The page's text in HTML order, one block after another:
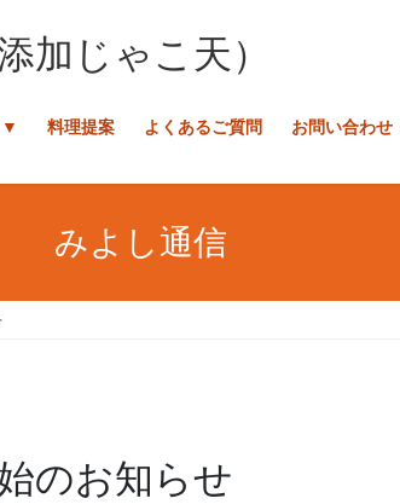
▼ 料理提案 よくあるご質問 お問い合わ
みよし通信
のお知らせ